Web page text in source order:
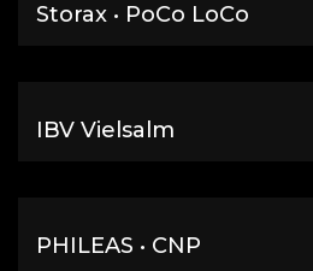
Storax • PoCo LoCo
IBV Vielsalm
PHILEAS • CNP